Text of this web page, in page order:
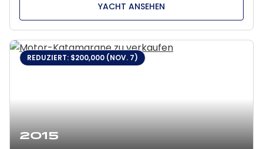
YACHT ANSEHEN
2015
REDUZIERT: $200,000 (NOV. 7)